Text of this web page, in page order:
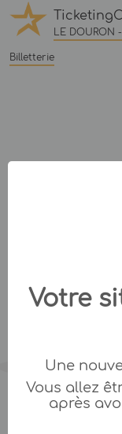
LE DOURON
Billetterie
Votre
Une
Vous allez
après